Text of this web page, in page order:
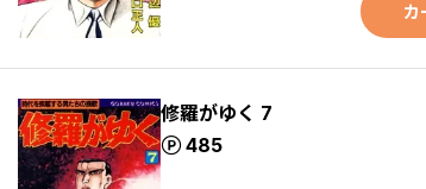
カ
修羅がゆく 7
485
ポイント